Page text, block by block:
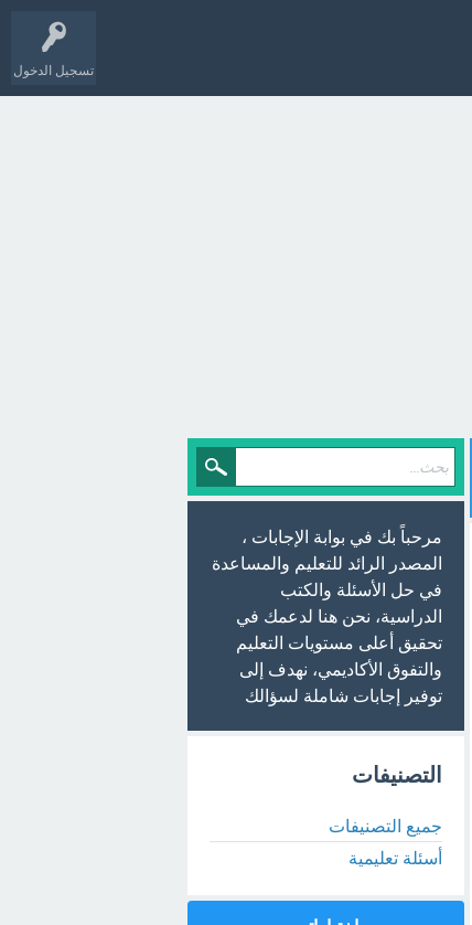
تسجيل الدخول
مرحباً بك في بوابة الإجابات ،
المصدر الرائد للتعليم والمساعدة
في حل الأسئلة والكتب
الدراسية، نحن هنا لدعمك في
تحقيق أعلى مستويات التعليم
والتفوق الأكاديمي، نهدف إلى
توفير إجابات شاملة لسؤالك
التصنيفات
جميع التصنيفات
أسئلة تعليمية